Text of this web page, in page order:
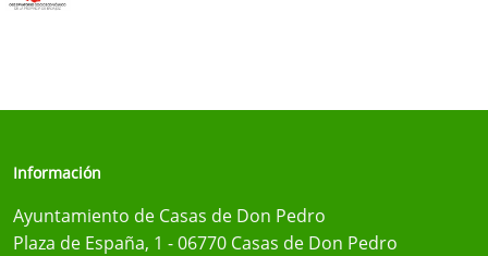
Información
Ayuntamiento de Casas de Don Pedro
Plaza de España, 1 - 06770 Casas de Don Pedro